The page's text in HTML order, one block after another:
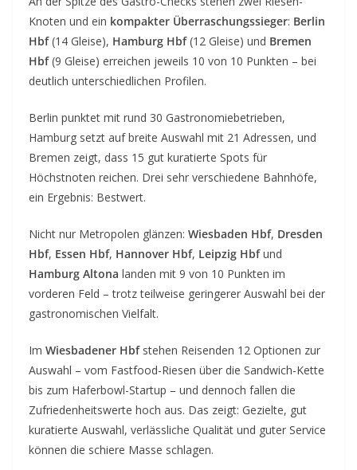
Knoten und ein kompakter Überraschungssieger: Berlin
Hbf(14 Gleise), Hamburg Hbf(12 Gleise) und Bremen
Hbf(9 Gleise) erreichen jeweils 10 von 10 Punkten – bei
deutlich unterschiedlichen Profilen.
Berlin punktet mit rund 30 Gastronomiebetrieben,
Hamburg setzt auf breite Auswahl mit 21 Adressen, und
Bremen zeigt, dass 15 gut kuratierte Spots für
Höchstnoten reichen. Drei sehr verschiedene Bahnhöfe,
ein Ergebnis: Bestwert.
Nicht nur Metropolen glänzen: Wiesbaden Hbf, Dresden
Hbf, Essen Hbf, Hannover Hbf, Leipzig Hbfund
Hamburg Altona landen mit 9 von 10 Punkten im
vorderen Feld – trotz teilweise geringerer Auswahl bei der
gastronomischen Vielfalt.
Im Wiesbadener Hbf stehen Reisenden 12 Optionen zur
Auswahl – vom Fastfood-Riesen über die Sandwich-Kette
bis zum Haferbowl-Startup – und dennoch fallen die
Zufriedenheitswerte hoch aus. Das zeigt: Gezielte, gut
kuratierte Auswahl, verlässliche Qualität und guter Service
können die schiere Masse schlagen.